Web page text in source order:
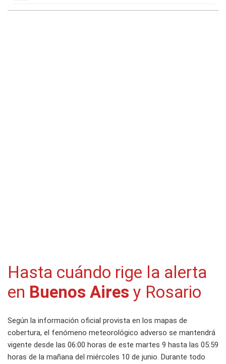
Hasta cuándo rige la alerta
en Buenos Aires y Rosario
Según la información oficial provista en los mapas de
cobertura, el fenómeno meteorológico adverso se mantendrá
vigente desde las 06:00 horas de este martes 9 hasta las 05:59
horas de la mañana del miércoles 10 de junio. Durante todo